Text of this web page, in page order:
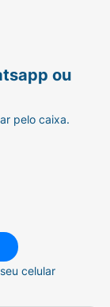
em
sistema
os pais,
ou
pelo caixa.
celular